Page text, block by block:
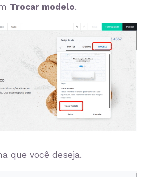
Trocar modelo.
que você deseja.